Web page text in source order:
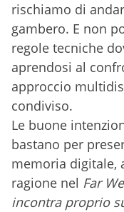
rischiamo di
gambero. E non
regole tecniche
aprendosi al
approccio
condiviso.
Le buone
bastano per
memoria digitale,
ragione nel Far
incontra proprio